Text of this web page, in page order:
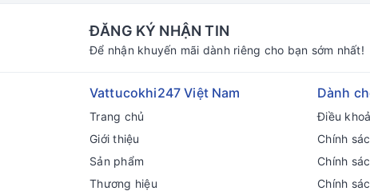
ĐĂNG KÝ NHẬN TIN
Để nhận khuyến mãi dành riêng cho bạn sớm nhất!
Vattucokhi247 Việt Nam
Trang chủ
Giới thiệu
Sản phẩm
Thương hiệu
Dành
Điều
Chính
Chính
Chính